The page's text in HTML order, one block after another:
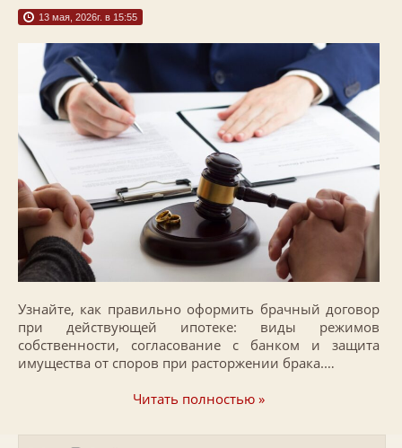
13 мая, 2026г. в 15:55
Узнайте, как правильно оформить брачный договор
при действующей ипотеке: виды режимов
собственности, согласование с банком и защита
имущества от споров при расторжении брака.…
Читать полностью »